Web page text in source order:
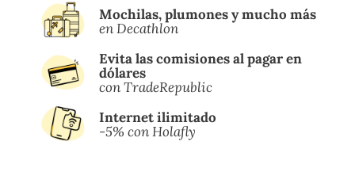
Mochilas, plumones y mucho más
en Decathlon
Evita las comisiones al pagar en
dólares
con TradeRepublic
Internet ilimitado
-5% con Holafly